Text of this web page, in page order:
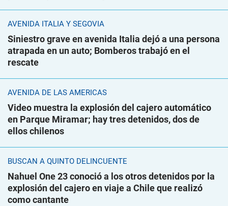
AVENIDA ITALIA Y SEGOVIA
Siniestro grave en avenida Italia dejó a una persona
atrapada en un auto; Bomberos trabajó en el
rescate
AVENIDA DE LAS AMÉRICAS
Video muestra la explosión del cajero automático
en Parque Miramar; hay tres detenidos, dos de
ellos chilenos
BUSCAN A QUINTO DELINCUENTE
Nahuel One 23 conoció a los otros detenidos por la
explosión del cajero en viaje a Chile que realizó
como cantante